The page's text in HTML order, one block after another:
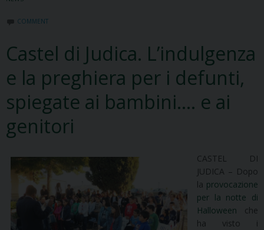
COMMENT
Castel di Judica. L’indulgenza
e la preghiera per i defunti,
spiegate ai bambini…. e ai
genitori
CASTEL DI
JUDICA – Dopo
la provocazione
per la notte di
Halloween che
ha visto i